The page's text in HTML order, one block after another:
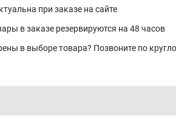
при заказе на сайте
в заказе резервируются на 48 часов
в выборе товара? Позвоните по